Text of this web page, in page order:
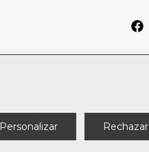
Personalizar Rechazar
Política de cookies